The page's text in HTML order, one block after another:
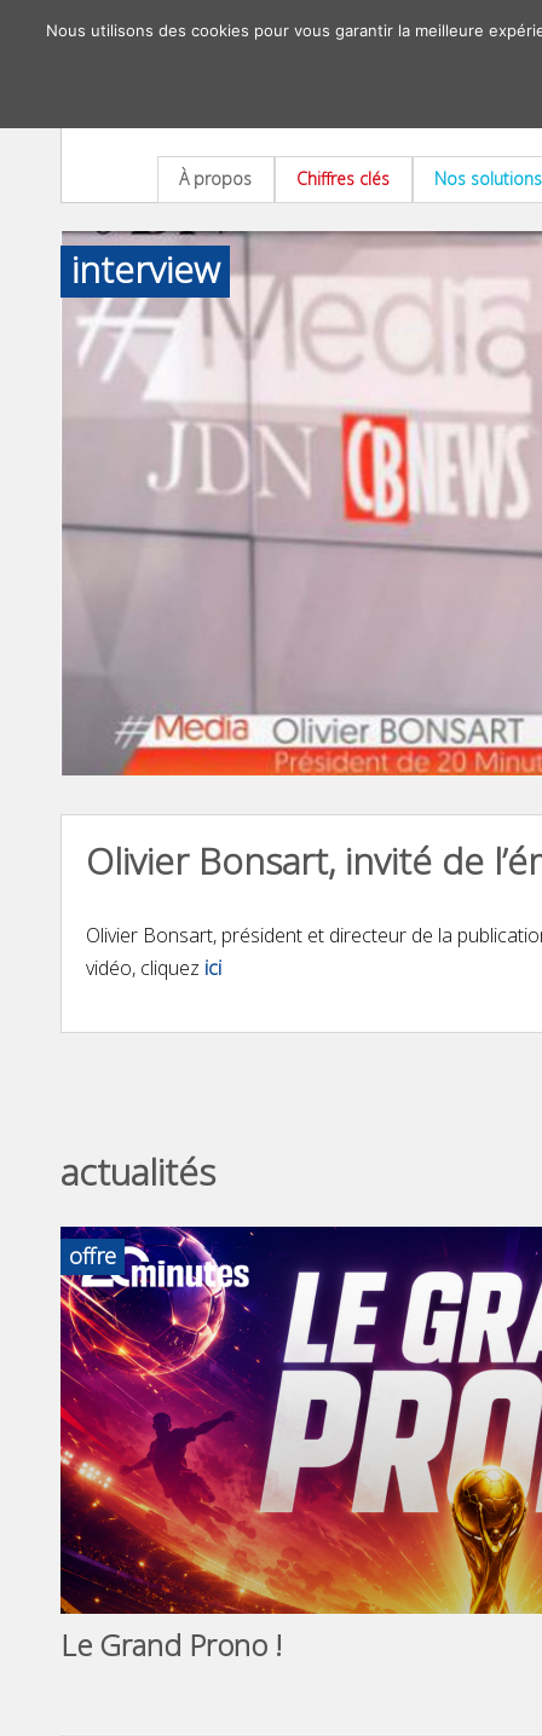
À propos Chiffres clés Nos solutions
interview
Olivier Bonsart, invité de
Olivier Bonsart, président et directeur de la
vidéo, cliquez ici
actualités
offre
Le Grand Prono !
Nous utilisons des cookies pour vous garantir la meilleure